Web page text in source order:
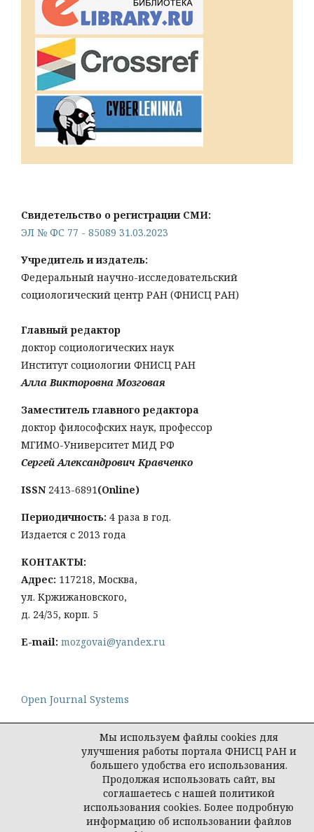
Свидетельство о регистрации СМИ:
ЭЛ № ФС 77 - 85089 31.03.2023
Учредитель и издатель:
Федеральный научно-исследовательский
социологический центр РАН (ФНИСЦ РАН)
Главный редактор
доктор социологических наук
Институт социологии ФНИСЦ РАН
Алла Викторовна Мозговая
Заместитель главного редактора
доктор философских наук, профессор
МГИМО-Университет МИД РФ
Сергей Александрович Кравченко
ISSN 2413-6891(Online)
Периодичность: 4 раза в год.
Издается с 2013 года
КОНТАКТЫ:
Адрес: 117218, Москва,
ул. Кржижановского,
д. 24/35, корп. 5
E-mail: mozgovai@yandex.ru
Open Journal Systems
Политика конфиденциальности персональных
© Социологическая наука и социальная практика,
Мы используем файлы cookies для
улучшения работы портала ФНИСЦ РАН и
большего удобства его использования.
Продолжая использовать сайт, вы
соглашаетесь с нашей политикой
использования cookies. Более подробную
информацию об использовании файлов